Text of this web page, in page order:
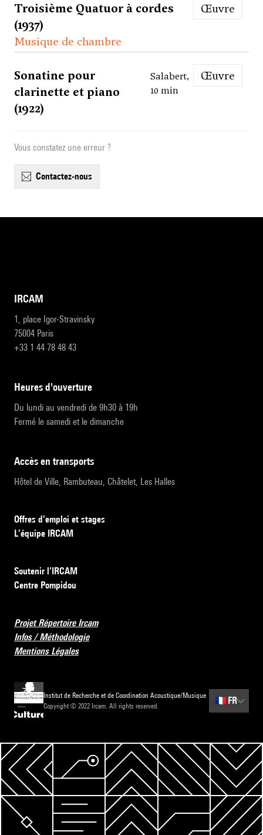
Troisième Quatuor à cordes
(1937)
Œuvre
Musique de chambre
Sonatine pour
clarinette et piano
(1922)
Salabert,
10 min
Œuvre
Vous constatez une erreur ?
contactez-nous
IRCAM
1, place Igor-Stravinsky
75004 Paris
+33 1 44 78 48 43
heures d'ouverture
Du lundi au vendredi de 9h30 à 19h
Fermé le samedi et le dimanche
accès en transports
Hôtel de Ville, Rambuteau, Châtelet, Les Halles
Offres d’emploi et stages
L’équipe IRCAM
Soutenir l’IRCAM
Centre Pompidou
Projet Répertoire Ircam
Infos / Méthodologie
Mentions Légales
Institut de Recherche et de Coordination Acoustique/Musique
Copyright © 2022 Ircam. All rights reserved.
🇫🇷 FR